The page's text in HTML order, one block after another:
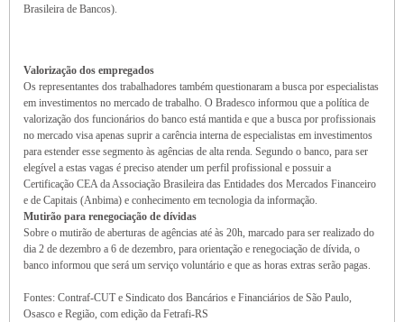
Brasileira de Bancos).
Valorização dos empregados
Os representantes dos trabalhadores também questionaram a busca por especialistas
em investimentos no mercado de trabalho. O Bradesco informou que a política de
valorização dos funcionários do banco está mantida e que a busca por profissionais
no mercado visa apenas suprir a carência interna de especialistas em investimentos
para estender esse segmento às agências de alta renda. Segundo o banco, para ser
elegível a estas vagas é preciso atender um perfil profissional e possuir a
Certificação CEA da Associação Brasileira das Entidades dos Mercados Financeiro
e de Capitais (Anbima) e conhecimento em tecnologia da informação.
Mutirão para renegociação de dívidas
Sobre o mutirão de aberturas de agências até às 20h, marcado para ser realizado do
dia 2 de dezembro a 6 de dezembro, para orientação e renegociação de dívida, o
banco informou que será um serviço voluntário e que as horas extras serão pagas.
Fontes: Contraf-CUT e Sindicato dos Bancários e Financiários de São Paulo,
Osasco e Região, com edição da Fetrafi-RS